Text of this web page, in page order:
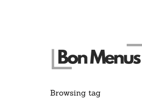
Browsing tag